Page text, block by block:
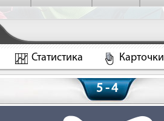
Статистика Карточки
5 - 4